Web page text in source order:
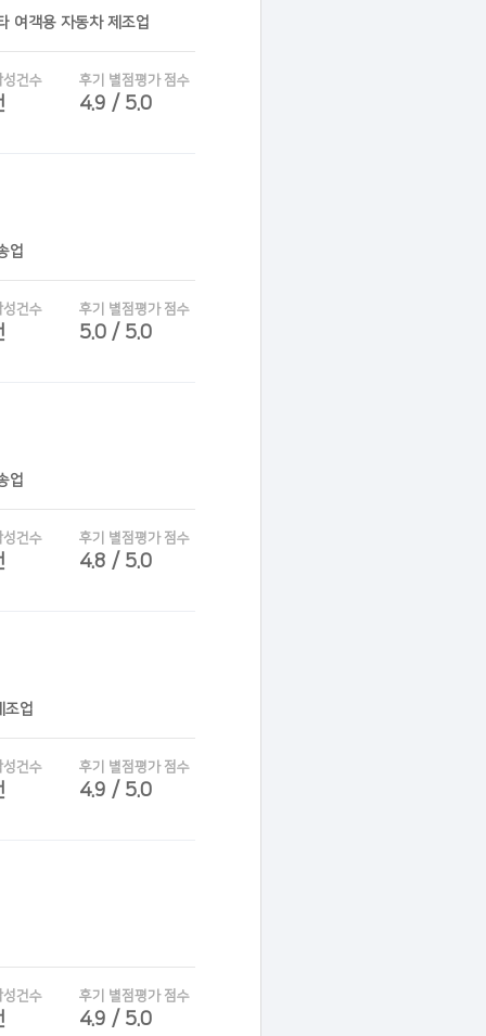
여객용 자동차 제조업
건수 후기 별점평가 점수
4.9 / 5.0
업
건수 후기 별점평가 점수
5.0 / 5.0
업
건수 후기 별점평가 점수
4.8 / 5.0
조업
건수 후기 별점평가 점수
4.9 / 5.0
건수 후기 별점평가 점수
4.9 / 5.0